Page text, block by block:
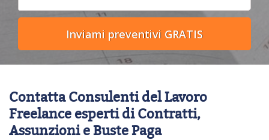
Contatta Consulenti del Lavoro
Freelance esperti di Contratti,
Assunzioni e Buste Paga